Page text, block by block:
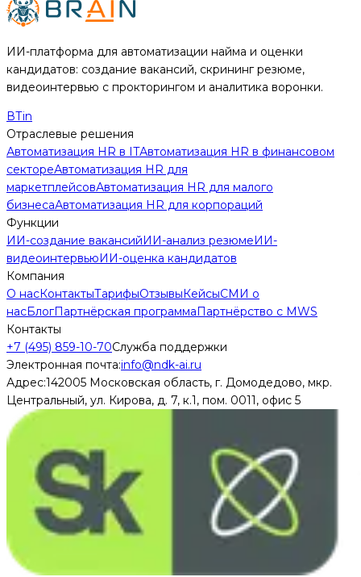
ИИ-платформа для автоматизации найма и оценки
кандидатов: создание вакансий, скрининг резюме,
видеоинтервью с прокторингом и аналитика воронки.
ВТin
Отраслевые решения
Автоматизация HR в ITАвтоматизация HR в финансовом
сектореАвтоматизация HR для
маркетплейсовАвтоматизация HR для малого
бизнесаАвтоматизация HR для корпораций
Функции
ИИ-создание вакансийИИ-анализ резюмеИИ-
видеоинтервьюИИ-оценка кандидатов
Компания
О насКонтактыТарифыОтзывыКейсыСМИ о
насБлогПартнёрская программаПартнёрство с MWS
Контакты
+7 (495) 859-10-70Служба поддержки
Электронная почта:info@ndk-ai.ru
Адрес:142005 Московская область, г. Домодедово, мкр.
Центральный, ул. Кирова, д. 7, к.1, пом. 0011, офис 5